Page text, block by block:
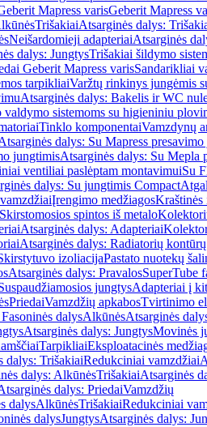
Mapress varisGeberit Mapress
TrišakiaiAtsarginės dalys:
Neišardomieji adapteriaiAtsarginės
dalys: JungtysTrišakiai šildymo
Geberit Mapress varisSandarikliai
tarpikliaiVaržtų rinkinys jungėmis
Atsarginės dalys: Bakelis ir WC
sistemoms su higieniniu
Tinklo komponentaiVamzdynų
dalys: Su Mapress
jungtimisAtsarginės dalys: Su Mepla
ventiliai paslėptam montavimuiSu
dalys: Su jungtimis Compact
Įrengimo medžiagosKraštinės
Skirstomosios spintos iš metalo
Atsarginės dalys: Adapteriai
Atsarginės dalys: Radiatorių kontūrų
izoliacijaPastato nuotekų
Atsarginės dalys: PravalosSuperTube
jungtysAdapteriai į
PriedaiVamzdžių apkabosTvirtinimo
dalysAlkūnėsAtsarginės
Atsarginės dalys: JungtysMovinės
TarpikliaiEksploatacinės
dalys: TrišakiaiRedukciniai vamzdžiai
dalys: AlkūnėsTrišakiaiAtsarginės
dalys: PriedaiVamzdžių
dalysAlkūnėsTrišakiaiRedukciniai
dalysJungtysAtsarginės dalys: